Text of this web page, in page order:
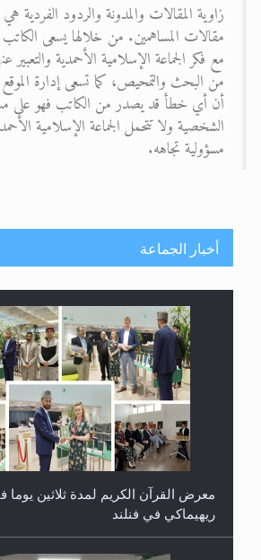
زاوية المقالات والمدونة والردود
مقالات المساهمين. من خلالها يسعى الكاتب
مع فكر الجماعة الإسلامية الأحمدية والتعبير
من البحث والتمحيص، كما تسعى إدارة
أن أي خطأ قد يصدر من الكاتب فهو على
الشخصية ولا تتحمل الجماعة الإسلامية
مسؤولية تجاهه.
أخبار الجماعة
معرض القرآن الكريم لمدة ثلاثين يوما
ريهيماكي في فنلند